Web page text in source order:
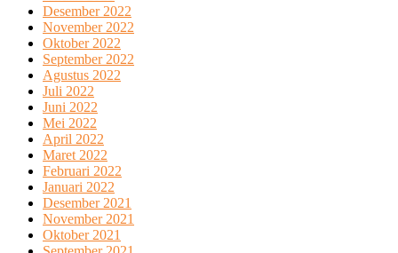
Desember 2022
November 2022
Oktober 2022
September 2022
Agustus 2022
Juli 2022
Juni 2022
Mei 2022
April 2022
Maret 2022
Februari 2022
Januari 2022
Desember 2021
November 2021
Oktober 2021